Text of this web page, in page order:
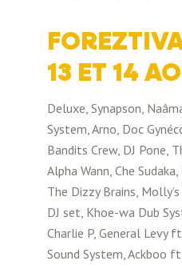
13 ET 14
Deluxe, Synapson,
System, Arno, Doc
Bandits Crew, DJ Pone,
Alpha Wann, Che
The Dizzy Brains,
DJ set, Khoe-wa Dub
Charlie P, General Levy
Sound System, Ackboo